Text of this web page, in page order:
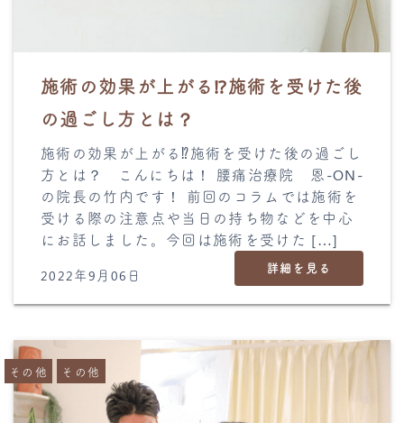
施術の効果が上がる⁉︎施術を受けた後
の過ごし方とは？
施術の効果が上がる⁉︎施術を受けた後の過ごし
方とは？ こんにちは！ 腰痛治療院 恩-ON-
の院長の竹内です！ 前回のコラムでは施術を
受ける際の注意点や当日の持ち物などを中心
にお話しました。今回は施術を受けた […]
2022年9月06日 詳細を見る
その他 その他